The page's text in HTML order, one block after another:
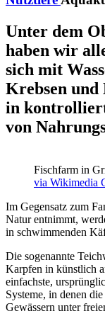
Unter dem
haben wir
sich mit
Krebsen und
in
von
Fischfarm in
via Wikimedia
Im Gegensatz zum
Natur entnimmt,
in schwimmenden
Die sogenannte
Karpfen in künstlich
einfachste,
Systeme, in denen
Gewässern unter